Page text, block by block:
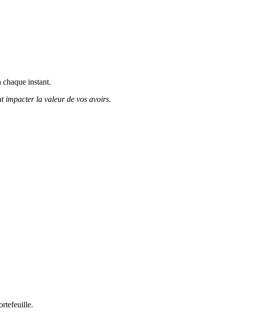
instant.
impacter la valeur de vos avoirs.